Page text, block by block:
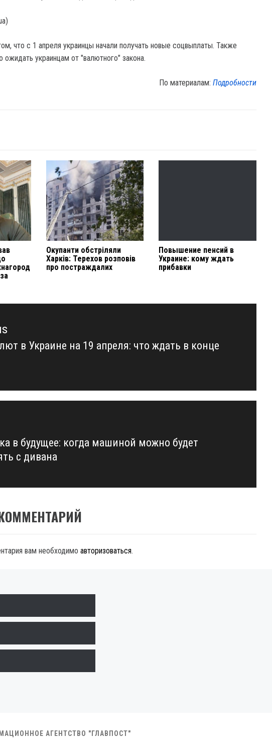
что с 1 апреля украинцы начали получать новые соцвыплаты. Также
ожидать украинцам от "валютного" закона.
По материалам:Подробности
Окупанти обстріляли
Харків: Терехов розповів
про постраждалих
Повышение пенсий в
Украине: кому ждать
прибавки
в Украине на 19 апреля: что ждать в конце
в будущее: когда машиной можно будет
с дивана
вам необходимо авторизоваться.
АГЕНТСТВО "ГЛАВПОСТ"